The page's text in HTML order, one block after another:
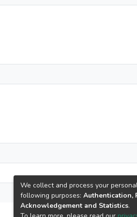
We collect and process your
following purposes: Authentication,
Acknowledgement and Statistics.